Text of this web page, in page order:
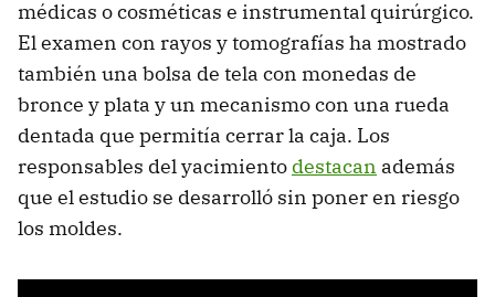
médicas o cosméticas e instrumental quirúrgico.
El examen con rayos y tomografías ha mostrado
también una bolsa de tela con monedas de
bronce y plata y un mecanismo con una rueda
dentada que permitía cerrar la caja. Los
responsables del yacimiento destacan además
que el estudio se desarrolló sin poner en riesgo
los moldes.